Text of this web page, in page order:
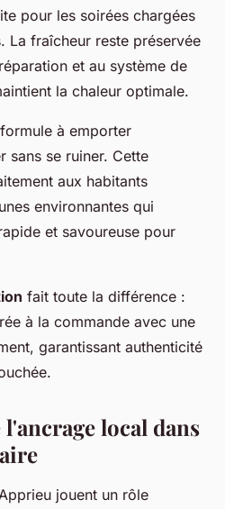
pour les soirées chargées
La fraîcheur reste préservée
et au système de
la chaleur optimale.
à emporter
sans se ruiner. Cette
aux habitants
environnantes qui
et savoureuse pour
fait toute la différence :
à la commande avec une
garantissant authenticité
local dans
jouent un rôle